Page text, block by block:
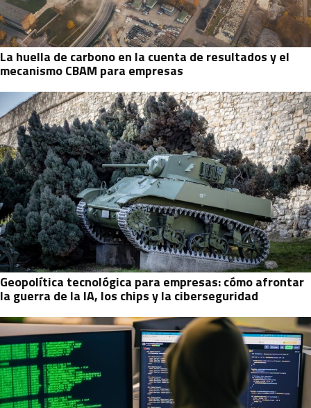
La huella de carbono en la cuenta de resultados y el
mecanismo CBAM para empresas
Geopolítica tecnológica para empresas: cómo afrontar
la guerra de la IA, los chips y la ciberseguridad